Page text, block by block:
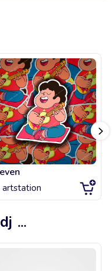
artstation
...